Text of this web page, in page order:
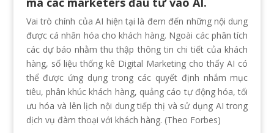
Vai trò chính của AI hiện tại là đem đến những nội dung
được cá nhân hóa cho khách hàng. Ngoài các phân tích
các dự báo nhằm thu thập thông tin chi tiết của khách
hàng, số liệu thống kê Digital Marketing cho thấy AI có
thể được ứng dụng trong các quyết định nhắm mục
tiêu, phân khúc khách hàng, quảng cáo tự động hóa, tối
ưu hóa và lên lịch nội dung tiếp thị và sử dụng AI trong
dịch vụ đàm thoại với khách hàng. (Theo Forbes)